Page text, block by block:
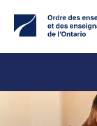
contenu